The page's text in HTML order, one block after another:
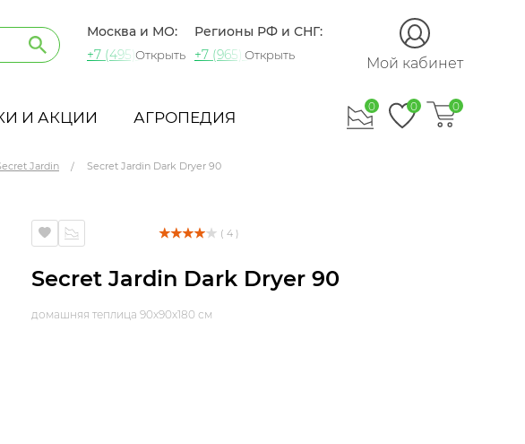
Москва и МО:
+7 (495) 721-60-15
Открыть
Регионы РФ и СНГ:
+7 (965) 420-10-10
Открыть Мой кабинет
И АКЦИИ АГРОПЕДИЯ
0 0 0
Jardin Secret Jardin Dark Dryer 90
( 4 )
Secret Jardin Dark Dryer 90
домашняя теплица 90х90х180 см